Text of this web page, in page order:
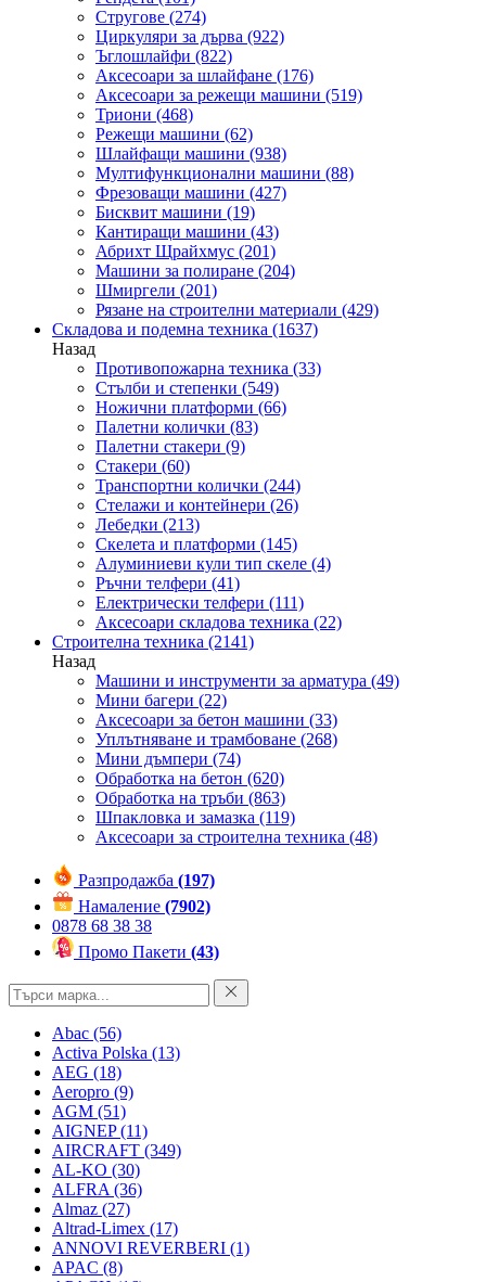
Стругове (274)
Циркуляри за дърва (922)
Ъглошлайфи (822)
Аксесоари за шлайфане (176)
Аксесоари за режещи машини (519)
Триони (468)
Режещи машини (62)
Шлайфащи машини (938)
Мултифункционални машини (88)
Фрезоващи машини (427)
Бисквит машини (19)
Кантиращи машини (43)
Абрихт Щрайхмус (201)
Машини за полиране (204)
Шмиргели (201)
Рязане на строителни материали (429)
Складова и подемна техника (1637)
Назад
Противопожарна техника (33)
Стълби и степенки (549)
Ножични платформи (66)
Палетни колички (83)
Палетни стакери (9)
Стакери (60)
Транспортни колички (244)
Стелажи и контейнери (26)
Лебедки (213)
Скелета и платформи (145)
Алуминиеви кули тип скеле (4)
Ръчни телфери (41)
Електрически телфери (111)
Аксесоари складова техника (22)
Строителна техника (2141)
Назад
Машини и инструменти за арматура (49)
Мини багери (22)
Аксесоари за бетон машини (33)
Уплътняване и трамбоване (268)
Мини дъмпери (74)
Обработка на бетон (620)
Обработка на тръби (863)
Шпакловка и замазка (119)
Аксесоари за строителна техника (48)
Разпродажба (197)
Намаление (7902)
0878 68 38 38
Промо Пакети (43)
Abac (56)
Activa Polska (13)
AEG (18)
Aeropro (9)
AGM (51)
AIGNEP(11)
AIRCRAFT (349)
AL-KO (30)
ALFRA (36)
Almaz (27)
Altrad-Limex (17)
ANNOVI REVERBERI (1)
APAC (8)